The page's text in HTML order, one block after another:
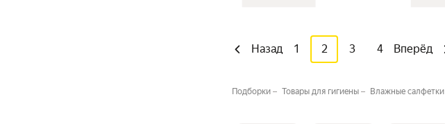
Назад 1 2 3 4 Вперёд
Подборки Товары для гигиены Влажные салфетки